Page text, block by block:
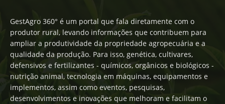
GestAgro 360° é um portal que fala diretamente com o
produtor rural, levando informações que contribuem para
ampliar a produtividade da propriedade agropecuária e a
qualidade da produção. Para isso, genética, cultivares,
defensivos e fertilizantes - químicos, orgânicos e biológicos -
nutrição animal, tecnologia em máquinas, equipamentos e
implementos, assim como eventos, pesquisas,
desenvolvimentos e inovações que melhoram e facilitam o